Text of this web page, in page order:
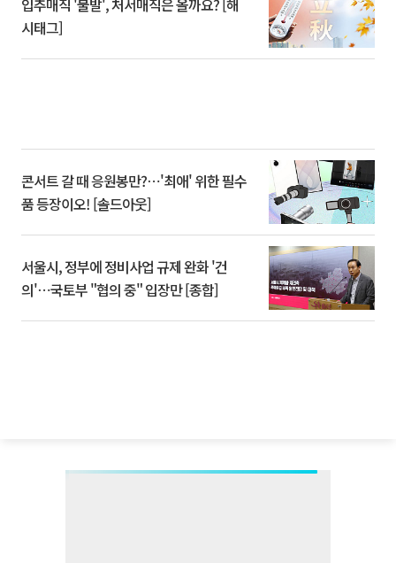
입추매직 '불발', 처서매직은 올까요? [해
시태그]
콘서트 갈 때 응원봉만?⋯'최애' 위한 필수
품 등장이오! [솔드아웃]
서울시, 정부에 정비사업 규제 완화 '건
의'⋯국토부 "협의 중" 입장만 [종합]